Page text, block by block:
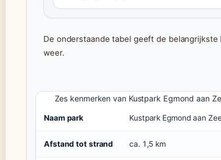
De onderstaande tabel geeft de
weer.
Zes kenmerken van Kustpark Egmond aan
Naam park Kustpark Egmond aan
Afstand tot strand ca. 1,5 km